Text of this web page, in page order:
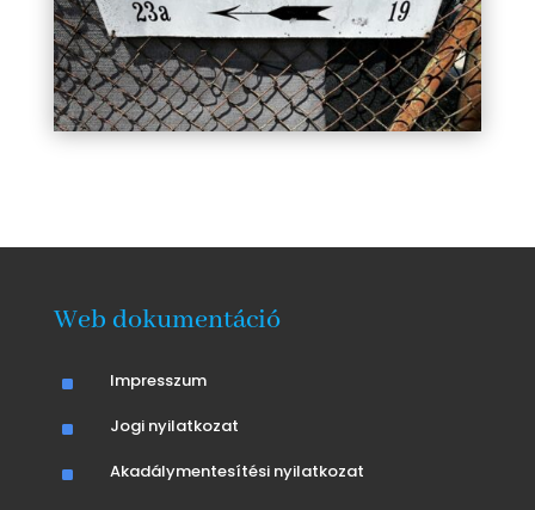
Web dokumentáció
^ Impresszum
^ Jogi nyilatkozat
^ Akadálymentesítési nyilatkozat